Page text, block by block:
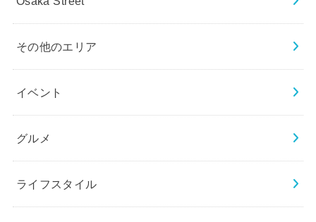
その他のエリア
イベント
グルメ
ライフスタイル